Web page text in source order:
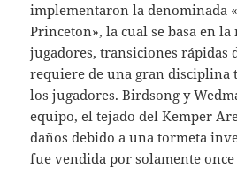
implementaron la denominada
Princeton», la cual se basa en la
jugadores, transiciones rápidas
requiere de una gran disciplina
los jugadores. Birdsong y
equipo, el tejado del Kemper
daños debido a una tormeta
fue vendida por solamente